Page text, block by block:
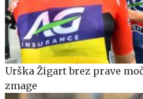
Urška Žigart brez prave
zmage